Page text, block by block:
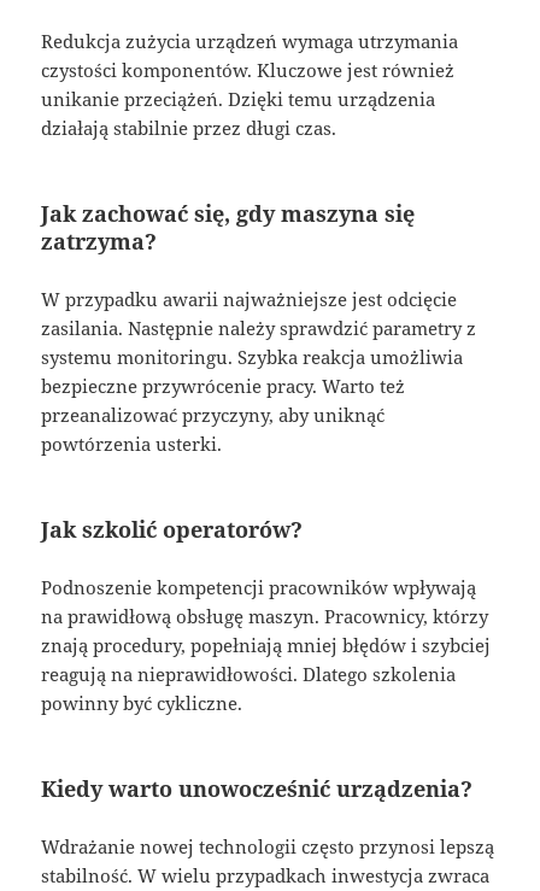
Redukcja zużycia urządzeń wymaga utrzymania
czystości komponentów. Kluczowe jest również
unikanie przeciążeń. Dzięki temu urządzenia
działają stabilnie przez długi czas.
Jak zachować się, gdy maszyna się
zatrzyma?
W przypadku awarii najważniejsze jest odcięcie
zasilania. Następnie należy sprawdzić parametry z
systemu monitoringu. Szybka reakcja umożliwia
bezpieczne przywrócenie pracy. Warto też
przeanalizować przyczyny, aby uniknąć
powtórzenia usterki.
Jak szkolić operatorów?
Podnoszenie kompetencji pracowników wpływają
na prawidłową obsługę maszyn. Pracownicy, którzy
znają procedury, popełniają mniej błędów i szybciej
reagują na nieprawidłowości. Dlatego szkolenia
powinny być cykliczne.
Kiedy warto unowocześnić urządzenia?
Wdrażanie nowej technologii często przynosi lepszą
stabilność. W wielu przypadkach inwestycja zwraca